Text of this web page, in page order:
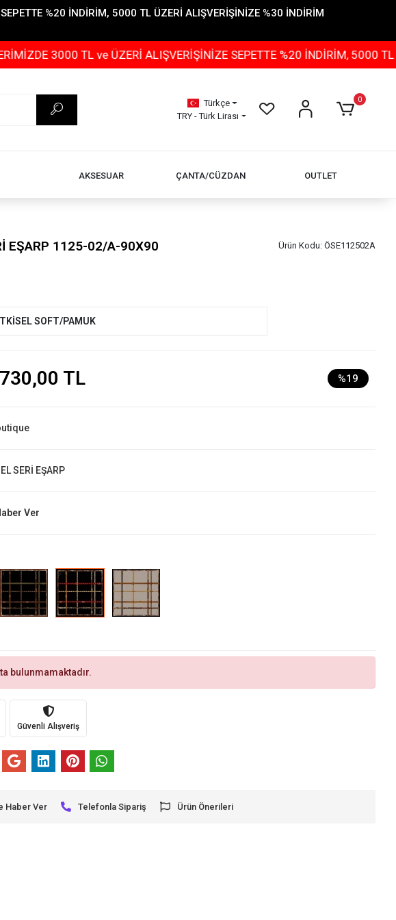
%20 İNDİRİM, 5000 TL ÜZERİ ALIŞVERİŞİNİZE %30 İNDİRİM
3000 TL ve ÜZERİ ALIŞVERİŞİNİZE SEPETTE %20 İNDİRİM, 5000 TL ÜZERİ
Türkçe
TRY - Türk Lirası
0
AKSESUAR ÇANTA/CÜZDAN OUTLET
EŞARP 1125-02/A-90X90 Ürün Kodu: ÖSE112502A
SOFT/PAMUK
730,00 TL %19
SERİ EŞARP
Ver
bulunmamaktadır.
Güvenli Alışveriş
Haber Ver Telefonla Sipariş Ürün Önerileri